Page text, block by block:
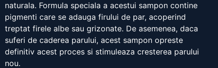
naturala. Formula speciala a acestui sampon contine
pigmenti care se adauga firului de par, acoperind
treptat firele albe sau grizonate. De asemenea, daca
suferi de caderea parului, acest sampon opreste
definitiv acest proces si stimuleaza cresterea parului
nou.